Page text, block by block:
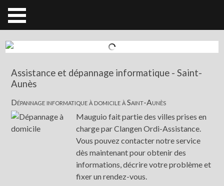
Assistance et dépannage informatique - Saint-
Aunès
Dépannage informatique à domicile à Saint-Aunès
Mauguio fait partie des villes prises en
charge par Clangen Ordi-Assistance.
Vous pouvez contacter notre service
dès maintenant pour obtenir des
informations, décrire votre problème et
fixer un rendez-vous.